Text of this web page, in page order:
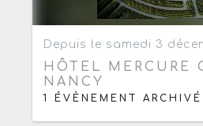
Depuis le samedi 3
HÔTEL MERCURE
NANCY
1 ÉVÈNEMENT ARCHIVÉ